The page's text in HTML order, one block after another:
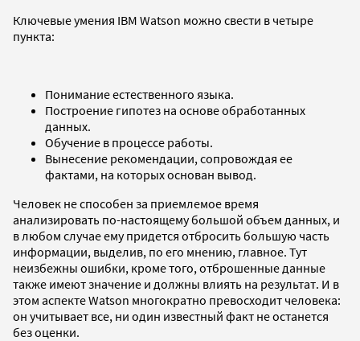
Ключевые умения IBM Watson можно свести в четыре
пункта:
Понимание естественного языка.
Построение гипотез на основе обработанных
данных.
Обучение в процессе работы.
Вынесение рекомендации, сопровождая ее
фактами, на которых основан вывод.
Человек не способен за приемлемое время
анализировать по-настоящему большой объем данных, и
в любом случае ему придется отбросить большую часть
информации, выделив, по его мнению, главное. Тут
неизбежны ошибки, кроме того, отброшенные данные
также имеют значение и должны влиять на результат. И в
этом аспекте Watson многократно превосходит человека:
он учитывает все, ни один известный факт не останется
без оценки.